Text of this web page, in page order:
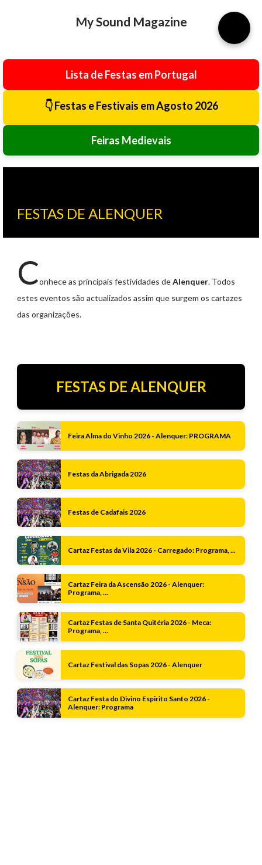
My Sound Magazine
Lista de Festas em Portugal
👇 Festas e Festivais em Agosto 2026
Feiras Medievais
FESTAS DE ALENQUER
Conhece as principais festividades deAlenquer. Todos
estes eventos são actualizados assim que surgem os cartazes
das organizações.
FESTAS DE ALENQUER
Feira Alma do Vinho 2026 - Alenquer: PROGRAMA
Festas da Abrigada 2026
Festas de Cadafais 2026
Cartaz Festas da Vila 2026 - Carregado: Programa, ...
Cartaz Feira da Ascensão 2026 - Alenquer:
Programa, ...
Cartaz Festas de Santa Quitéria 2026 - Meca:
Programa, ...
Cartaz Festival das Sopas 2026 - Alenquer
Cartaz Festa do Divino Espirito Santo 2026 -
Alenquer: Programa